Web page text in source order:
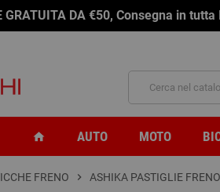
GRATUITA DA €50, Consegna in
home AUTO MOTO
FRENO chevron_right ASHIKA PASTIGLIE FRENO